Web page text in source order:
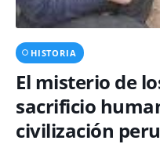
HISTORIA
El misterio de
sacrificio
civilización